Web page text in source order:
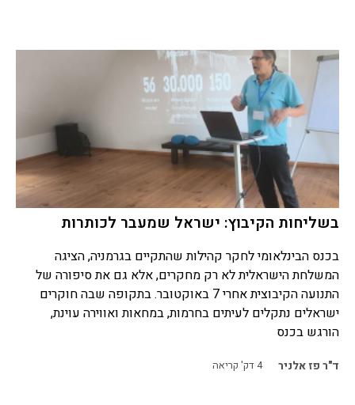
בשליחות הקיבוץ: ישראל שמעבר לכותרות
בכנס הבינלאומי לחקר קהילות שהתקיים בגרמניה, הציגה
המשלחת הישראלית לא רק מחקרים, אלא גם את סיפורה של
התנועה הקיבוצית אחרי 7 באוקטובר. בתקופה שבה חוקרים
ישראלים נתקלים לעיתים בחרמות, במחאות ואווירה עוינת,
הורגש בכנס
ד"ר פז אלניר 4דק' קריאה